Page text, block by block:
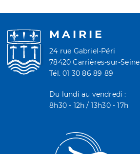
MAIRIE
24 rue Gabriel-Péri
78420 Carrières-sur-Seine
Tél. 01 30 86 89 89
Du lundi au vendredi :
8h30 - 12h / 13h30 - 17h